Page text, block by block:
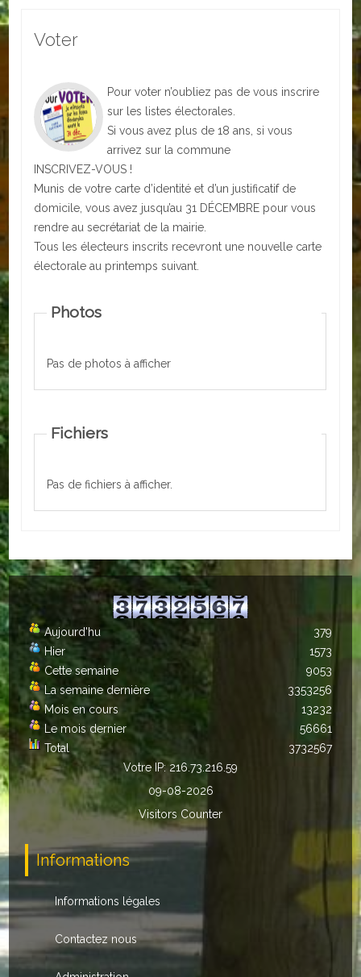
Urbanisme
Santé
Social
Culturel
Divers
Arrêtes en cours
ECOLES
Ecole publique
Ecole privée
ASSOCIATIONS
Culturelles
Parents d'élèves
Autres
ENTREPRISES
L'agriculture
Capitale du chrysanthème
Nos entreprises
Industries
Transports
Commerces
Hotels/Restaurants
Garages
Voter
Pour voter n’oubliez pas de vous inscrire
sur les listes électorales.
Si vous avez plus de 18 ans, si vous
arrivez sur la commune
INSCRIVEZ-VOUS !
Munis de votre carte d’identité et d’un justificatif de
domicile, vous avez jusqu’au 31 DÉCEMBRE pour vous
rendre au secrétariat de la mairie.
Tous les électeurs inscrits recevront une nouvelle carte
électorale au printemps suivant.
Photos
Pas de photos à afficher
Fichiers
Pas de fichiers à afficher.
Aujourd'hu
Hier
Cette semaine
La semaine dernière
Mois en cours
Le mois dernier
Total
379
1573
9053
3353256
13232
56661
3732567
Votre IP: 216.73.216.59
09-08-2026
Visitors Counter
Informations
Informations légales
Contactez nous